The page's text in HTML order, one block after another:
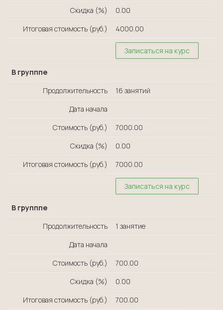
Скидка (%)
0.00
Итоговая стоимость (руб.)
4000.00
Записаться на курс
В групппе
Продолжительность
16 занятий
Дата начала
Стоимость (руб.)
7000.00
Скидка (%)
0.00
Итоговая стоимость (руб.)
7000.00
Записаться на курс
В групппе
Продолжительность
1 занятие
Дата начала
Стоимость (руб.)
700.00
Скидка (%)
0.00
Итоговая стоимость (руб.)
700.00